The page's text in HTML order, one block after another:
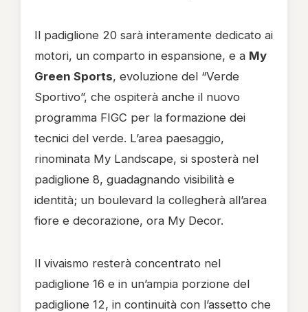
Il padiglione 20 sarà interamente dedicato ai
motori, un comparto in espansione, e a My
Green Sports, evoluzione del “Verde
Sportivo”, che ospiterà anche il nuovo
programma FIGC per la formazione dei
tecnici del verde. L’area paesaggio,
rinominata My Landscape, si sposterà nel
padiglione 8, guadagnando visibilità e
identità; un boulevard la collegherà all’area
fiore e decorazione, ora My Decor.
Il vivaismo resterà concentrato nel
padiglione 16 e in un’ampia porzione del
padiglione 12, in continuità con l’assetto che